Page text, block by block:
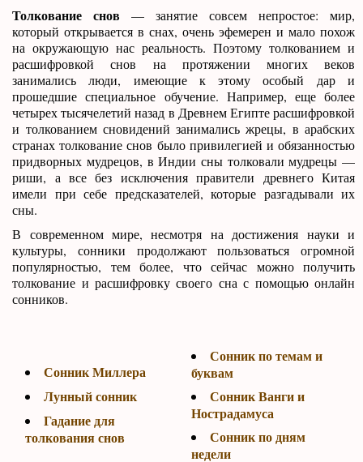
Толкование снов — занятие совсем непростое: мир,
который открывается в снах, очень эфемерен и мало похож
на окружающую нас реальность. Поэтому толкованием и
расшифровкой снов на протяжении многих веков
занимались люди, имеющие к этому особый дар и
прошедшие специальное обучение. Например, еще более
четырех тысячелетий назад в Древнем Египте расшифровкой
и толкованием сновидений занимались жрецы, в арабских
странах толкование снов было привилегией и обязанностью
придворных мудрецов, в Индии сны толковали мудрецы —
риши, а все без исключения правители древнего Китая
имели при себе предсказателей, которые разгадывали их
сны.
В современном мире, несмотря на достижения науки и
культуры, сонники продолжают пользоваться огромной
популярностью, тем более, что сейчас можно получить
толкование и расшифровку своего сна с помощью онлайн
сонников.
Сонник Миллера
Лунный сонник
Гадание для
толкования снов
Сонник по темам и
буквам
Сонник Ванги и
Нострадамуса
Сонник по дням
недели